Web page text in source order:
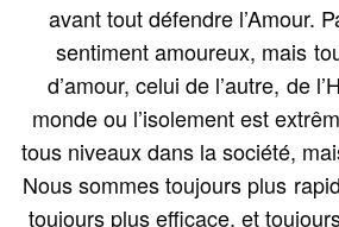
avant tout défendre l’Amour.
sentiment amoureux, mais
d’amour, celui de l’autre, de
monde ou l’isolement est
tous niveaux dans la société,
Nous sommes toujours plus
toujours plus efficace. et